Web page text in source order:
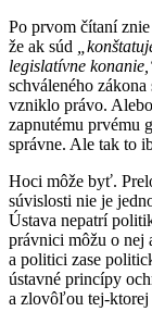
Po prvom čítaní
že ak súd
legislatívne
schváleného
vzniklo právo.
zapnutému prvému
správne. Ale tak to
Hoci môže byť.
súvislosti nie je
Ústava nepatrí
právnici môžu o nej
a politici zase
ústavné princípy
a zlovôľou tej-ktorej